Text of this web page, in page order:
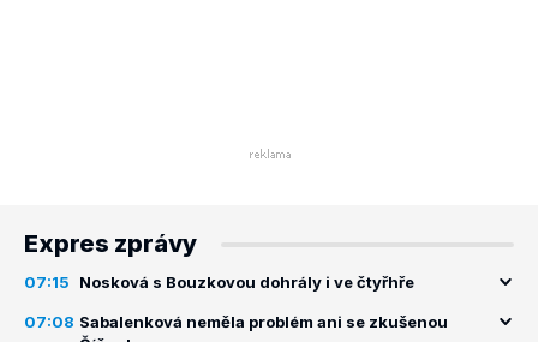
Expres zprávy
07:15 Nosková s Bouzkovou dohrály i ve čtyřhře
07:08 Sabalenková neměla problém ani se zkušenou